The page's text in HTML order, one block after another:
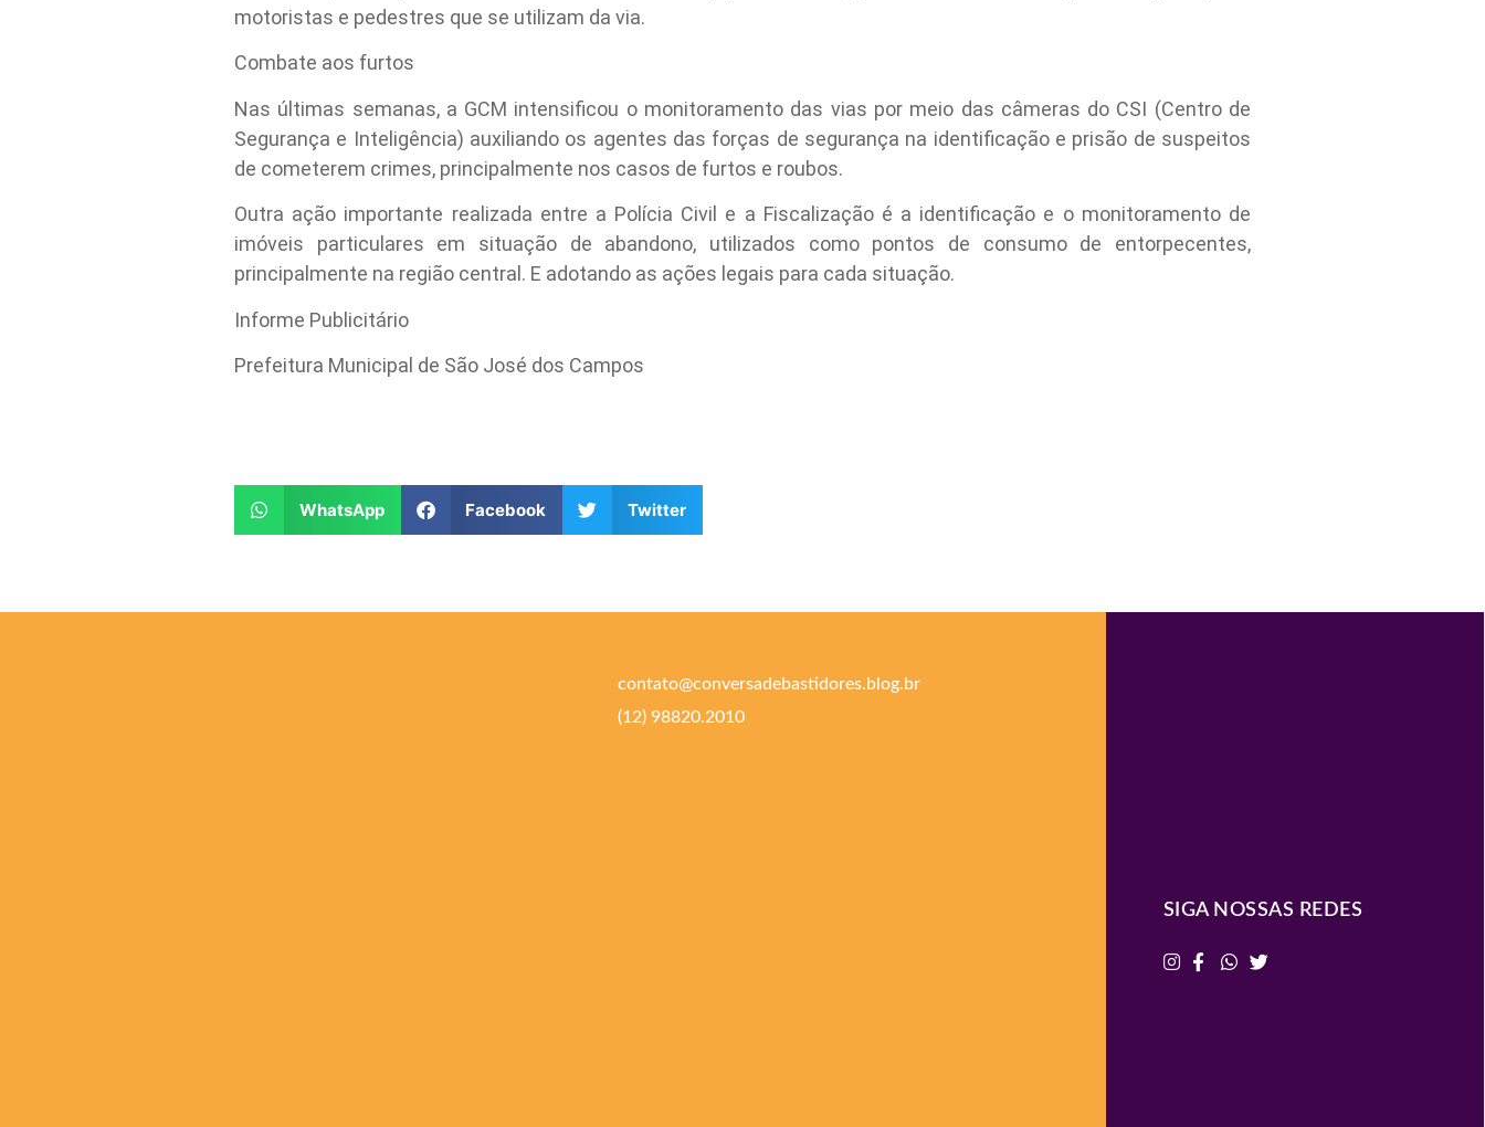
motoristas e pedestres que se utilizam da via.
Combate aos furtos
Nas últimas semanas, a GCM intensificou o monitoramento das vias por meio das câmeras do CSI (Centro de
Segurança e Inteligência) auxiliando os agentes das forças de segurança na identificação e prisão de suspeitos
de cometerem crimes, principalmente nos casos de furtos e roubos.
Outra ação importante realizada entre a Polícia Civil e a Fiscalização é a identificação e o monitoramento de
imóveis particulares em situação de abandono, utilizados como pontos de consumo de entorpecentes,
principalmente na região central. E adotando as ações legais para cada situação.
Informe Publicitário
Prefeitura Municipal de São José dos Campos
WhatsApp Facebook Twitter
contato@conversadebastidores.blog.br
(12) 98820.2010
SIGA NOSSAS REDES